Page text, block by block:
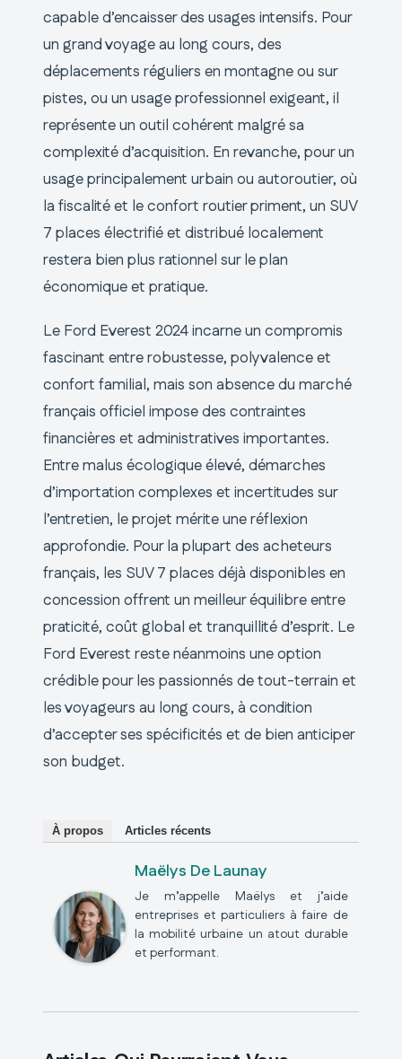
capable d’encaisser des usages intensifs. Pour
un grand voyage au long cours, des
déplacements réguliers en montagne ou sur
pistes, ou un usage professionnel exigeant, il
représente un outil cohérent malgré sa
complexité d’acquisition. En revanche, pour un
usage principalement urbain ou autoroutier, où
la fiscalité et le confort routier priment, un SUV
7 places électrifié et distribué localement
restera bien plus rationnel sur le plan
économique et pratique.
Le Ford Everest 2024 incarne un compromis
fascinant entre robustesse, polyvalence et
confort familial, mais son absence du marché
français officiel impose des contraintes
financières et administratives importantes.
Entre malus écologique élevé, démarches
d’importation complexes et incertitudes sur
l’entretien, le projet mérite une réflexion
approfondie. Pour la plupart des acheteurs
français, les SUV 7 places déjà disponibles en
concession offrent un meilleur équilibre entre
praticité, coût global et tranquillité d’esprit. Le
Ford Everest reste néanmoins une option
crédible pour les passionnés de tout-terrain et
les voyageurs au long cours, à condition
d’accepter ses spécificités et de bien anticiper
son budget.
À propos Articles récents
Maëlys De Launay
Je m’appelle Maëlys et j’aide
entreprises et particuliers à faire de
la mobilité urbaine un atout durable
et performant.